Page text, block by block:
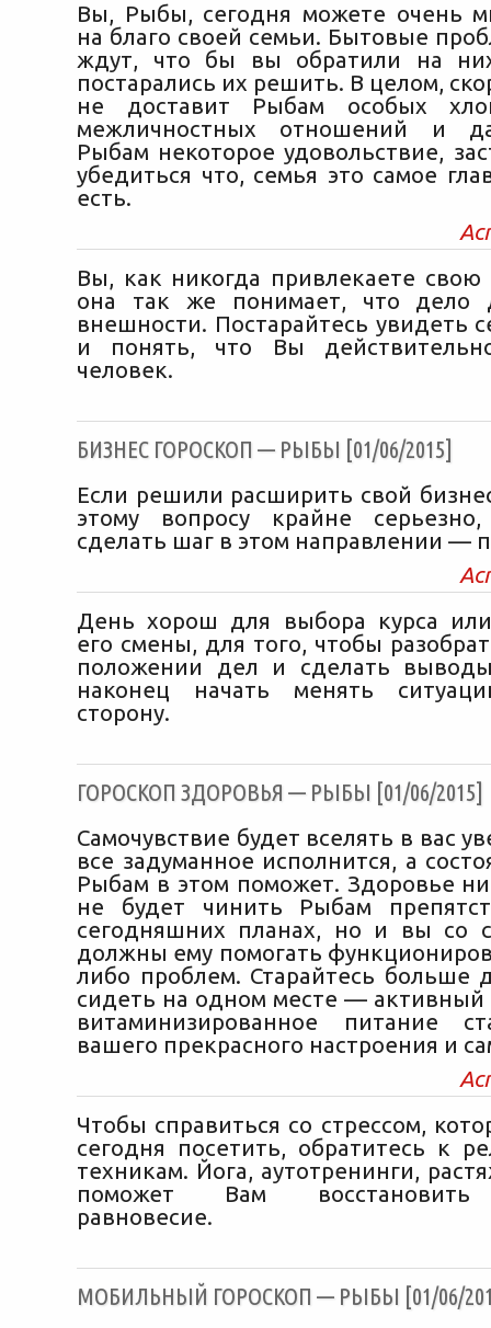
Вы, Рыбы, сегодня можете очень
на благо своей семьи. Бытовые
ждут, что бы вы обратили на
постарались их решить. В целом,
не доставит Рыбам особых
межличностных отношений и
Рыбам некоторое удовольствие,
убедиться что, семья это самое
есть.
Вы, как никогда привлекаете свою
она так же понимает, что дело
внешности. Постарайтесь увидеть
и понять, что Вы
человек.
БИЗНЕС ГОРОСКОП — РЫБЫ [01/06/2015]
Если решили расширить свой
этому вопросу крайне
сделать шаг в этом направлении —
День хорош для выбора курса
его смены, для того, чтобы
положении дел и сделать
наконец начать менять
сторону.
ГОРОСКОП ЗДОРОВЬЯ — РЫБЫ [01/06/2015]
Самочувствие будет вселять в вас
все задуманное исполнится, а
Рыбам в этом поможет. Здоровье
не будет чинить Рыбам
сегодняшних планах, но и вы со
должны ему помогать
либо проблем. Старайтесь больше
сидеть на одном месте — активный
витаминизированное питание
вашего прекрасного настроения и
Чтобы справиться со стрессом,
сегодня посетить, обратитесь к
техникам. Йога, аутотренинги,
поможет Вам восстановить
равновесие.
МОБИЛЬНЫЙ ГОРОСКОП — РЫБЫ [01/06/